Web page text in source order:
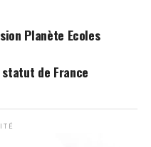
Planète Ecoles
de France